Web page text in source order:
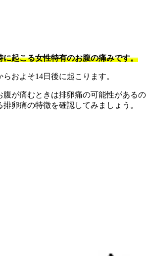
に起こる女性特有のお腹の痛みです。
およそ14日後に起こります。
腹が痛むときは排卵痛の可能性があるの
卵痛の特徴を確認してみましょう。